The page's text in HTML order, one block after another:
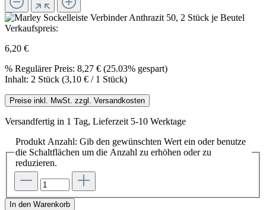
Verkaufspreis:
6,20 €
% Regulärer Preis: 8,27 € (25.03% gespart)
Inhalt: 2 Stück (3,10 € / 1 Stück)
Preise inkl. MwSt. zzgl. Versandkosten
Versandfertig in 1 Tag, Lieferzeit 5-10 Werktage
Produkt Anzahl: Gib den gewünschten Wert ein oder benutze
die Schaltflächen um die Anzahl zu erhöhen oder zu
reduzieren.
In den Warenkorb